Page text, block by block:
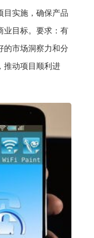
目实施，确保产品
业目标。要求：有
的市场洞察力和分
推动项目顺利进